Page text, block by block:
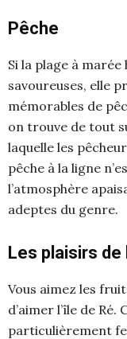
Pêche
Si la plage à
savoureuses, elle
mémorables de
on trouve de tout
laquelle les
pêche à la ligne
l’atmosphère
adeptes du genre.
Les plaisirs de
Vous aimez les
d’aimer l’île de
particulièrement